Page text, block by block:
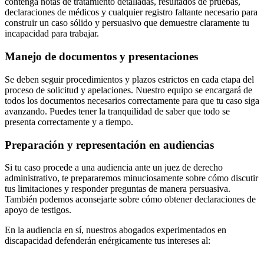
declaraciones de médicos y cualquier registro faltante necesario para
construir un caso sólido y persuasivo que demuestre claramente tu
incapacidad para trabajar.
Manejo de documentos y presentaciones
Se deben seguir procedimientos y plazos estrictos en cada etapa del
proceso de solicitud y apelaciones. Nuestro equipo se encargará de
todos los documentos necesarios correctamente para que tu caso siga
avanzando. Puedes tener la tranquilidad de saber que todo se
presenta correctamente y a tiempo.
Preparación y representación en audiencias
Si tu caso procede a una audiencia ante un juez de derecho
administrativo, te prepararemos minuciosamente sobre cómo discutir
tus limitaciones y responder preguntas de manera persuasiva.
También podemos aconsejarte sobre cómo obtener declaraciones de
apoyo de testigos.
En la audiencia en sí, nuestros abogados experimentados en
discapacidad defenderán enérgicamente tus intereses al: